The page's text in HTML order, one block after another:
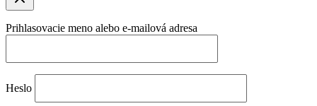
Prihlasovacie meno alebo e-mailová adresa
Heslo